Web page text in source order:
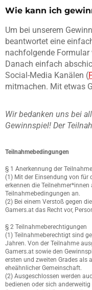
Wie kann ich
Um bei unserem
beantwortet eine
nachfolgende
Danach einfach
Social-Media Kanälen (
mitmachen. Mit etwas
Wir bedanken uns bei
Gewinnspiel! Der
Teilnahmebedingungen
§ 1 Anerkennung der
(1) Mit der Einsendung von für
erkennen die
Teilnahmebedingungen an.
(2) Bei einem Verstoß gegen
Gamers.at das Recht vor,
§ 2 Teilnahmeberechtigungen
(1) Teilnahmeberechtigt sind
Jahren. Von der Teilnahme
Gamers.at sowie den
ersten und zweiten Grades als
eheähnlicher Gemeinschaft.
(2) Ausgeschlossen werden
bedienen oder sich